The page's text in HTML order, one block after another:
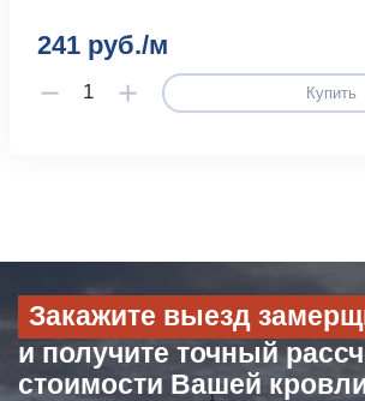
241 руб./м
Купить
Закажите выезд
и получите точный
стоимости Вашей